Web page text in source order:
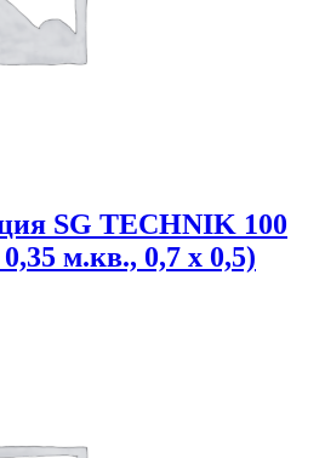
SG TECHNIK 100
м.кв., 0,7 х 0,5)